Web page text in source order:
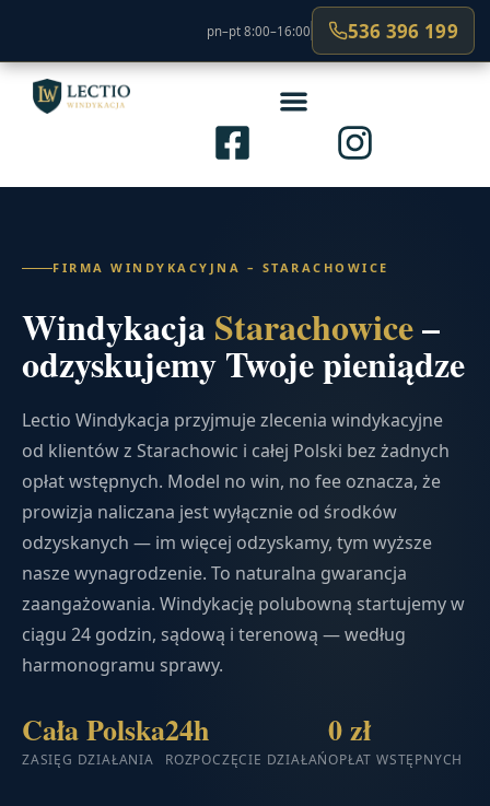
pn–pt 8:00–16:00 536 396 199
FIRMA WINDYKACYJNA – STARACHOWICE
WindykacjaStarachowice–
odzyskujemy Twoje pieniądze
Lectio Windykacja przyjmuje zlecenia windykacyjne
od klientów z Starachowic i całej Polski bez żadnych
opłat wstępnych. Model no win, no fee oznacza, że
prowizja naliczana jest wyłącznie od środków
odzyskanych — im więcej odzyskamy, tym wyższe
nasze wynagrodzenie. To naturalna gwarancja
zaangażowania. Windykację polubowną startujemy w
ciągu 24 godzin, sądową i terenową — według
harmonogramu sprawy.
Cała Polska
ZASIĘG DZIAŁANIA
24h
ROZPOCZĘCIE DZIAŁAŃ
0 zł
OPŁAT WSTĘPNYCH